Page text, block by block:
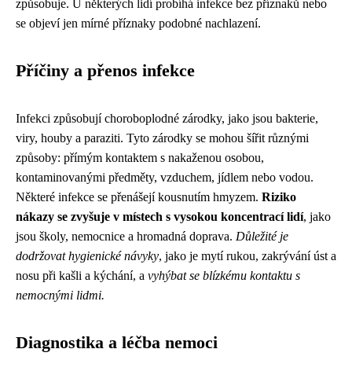
způsobuje. U některých lidí probíhá infekce bez příznaků nebo
se objeví jen mírné příznaky podobné nachlazení.
Příčiny a přenos infekce
Infekci způsobují choroboplodné zárodky, jako jsou bakterie,
viry, houby a paraziti. Tyto zárodky se mohou šířit různými
způsoby: přímým kontaktem s nakaženou osobou,
kontaminovanými předměty, vzduchem, jídlem nebo vodou.
Některé infekce se přenášejí kousnutím hmyzem. Riziko
nákazy se zvyšuje v místech s vysokou koncentrací lidí, jako
jsou školy, nemocnice a hromadná doprava. Důležité je
dodržovat hygienické návyky, jako je mytí rukou, zakrývání úst a
nosu při kašli a kýchání, a vyhýbat se blízkému kontaktu s
nemocnými lidmi.
Diagnostika a léčba nemoci